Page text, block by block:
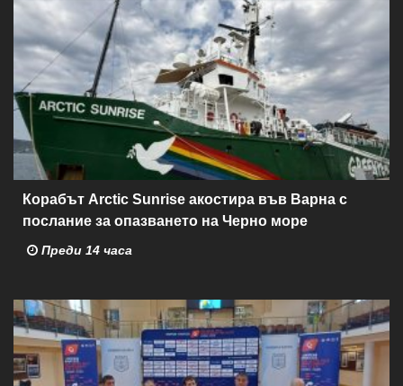
Корабът Arctic Sunrise акостира във Варна с
послание за опазването на Черно море
Преди 14 часа